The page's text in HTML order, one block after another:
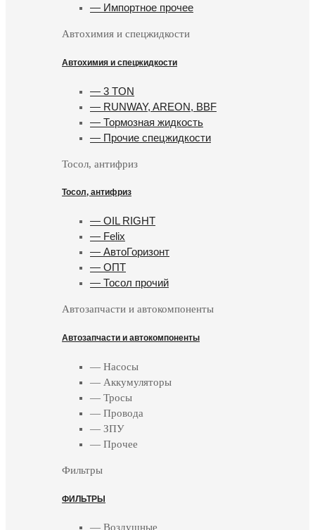
— Импортное прочее
Автохимия и спецжидкости
Автохимия и спецжидкости
— 3 TON
— RUNWAY, AREON, BBF
— Тормозная жидкость
— Прочие спецжидкости
Тосол, антифриз
Тосол, антифриз
— OIL RIGHT
— Felix
— АвтоГоризонт
— ОПТ
— Тосол прочий
Автозапчасти и автокомпоненты
Автозапчасти и автокомпоненты
— Насосы
— Аккумуляторы
— Тросы
— Провода
— ЗПУ
— Прочее
Фильтры
ФИЛЬТРЫ
— Воздушные